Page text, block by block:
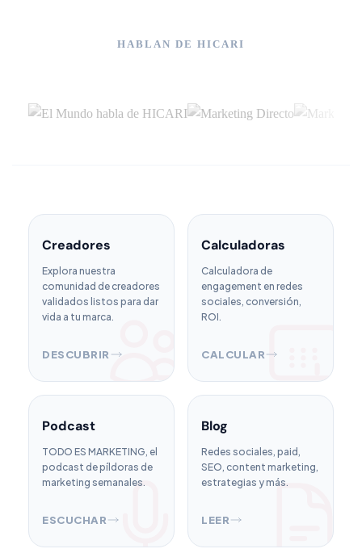
HABLAN DE HICARI
Creadores
Explora nuestra
comunidad de creadores
validados listos para dar
vida a tu marca.
DESCUBRIR
Calculadoras
Calculadora de
engagement en redes
sociales, conversión,
ROI.
CALCULAR
Podcast
TODO ES MARKETING, el
podcast de píldoras de
marketing semanales.
ESCUCHAR
Blog
Redes sociales, paid,
SEO, content marketing,
estrategias y más.
LEER